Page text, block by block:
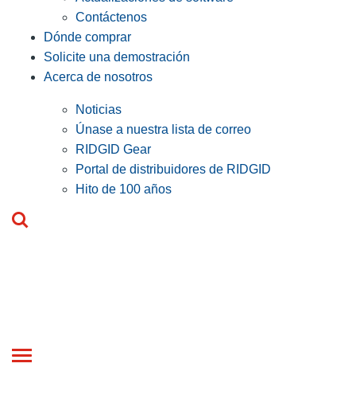
Contáctenos
Dónde comprar
Solicite una demostración
Acerca de nosotros
Noticias
Únase a nuestra lista de correo
RIDGID Gear
Portal de distribuidores de RIDGID
Hito de 100 años
Toggle